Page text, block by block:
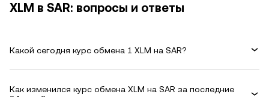
XLM в SAR: вопросы и ответы
Какой сегодня курс обмена 1 XLM на SAR?
Как изменился курс обмена XLM на SAR за последние